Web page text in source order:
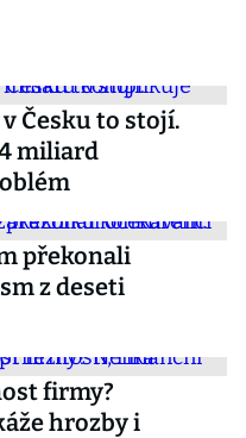
Česku to stojí.
miliard
překonali
z deseti
firmy?
hrozby i